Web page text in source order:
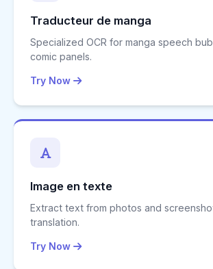
Traducteur de manga
Specialized OCR for manga speech
comic panels.
Try Now
Image en texte
Extract text from photos and
translation.
Try Now